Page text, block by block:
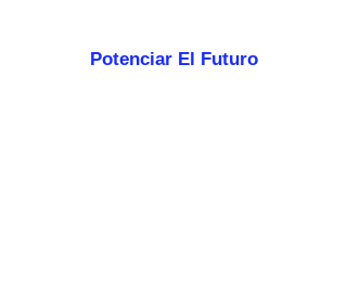
Potenciar El Futuro